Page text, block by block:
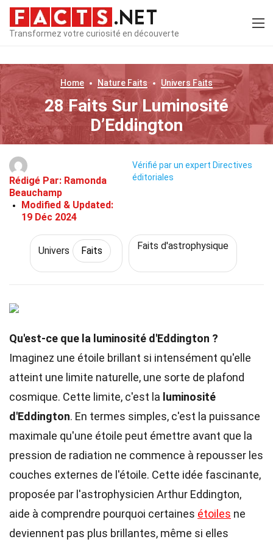
Transformez votre curiosité en découverte
Home Nature Faits Univers Faits
28 Faits Sur Luminosité
D’Eddington
Rédigé Par: Ramonda
Beauchamp
Modified & Updated:
19 Déc 2024
Vérifié par un expert Directives
éditoriales
Univers Faits Faits d'astrophysique
Qu'est-ce que la luminosité d'Eddington ?
Imaginez une étoile brillant si intensément qu'elle
atteint une limite naturelle, une sorte de plafond
cosmique. Cette limite, c'est la luminosité
d'Eddington. En termes simples, c'est la puissance
maximale qu'une étoile peut émettre avant que la
pression de radiation ne commence à repousser les
couches externes de l'étoile. Cette idée fascinante,
proposée par l'astrophysicien Arthur Eddington,
aide à comprendre pourquoi certaines étoiles ne
deviennent pas plus brillantes, même si elles